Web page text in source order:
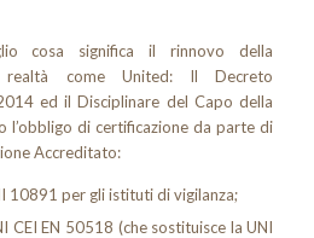
cosa significa il rinnovo della
realtà come United: Il Decreto
ed il Disciplinare del Capo della
l’obbligo di certificazione da parte di
Accreditato:
10891 per gli istituti di vigilanza;
CEI EN 50518 (che sostituisce la UNI